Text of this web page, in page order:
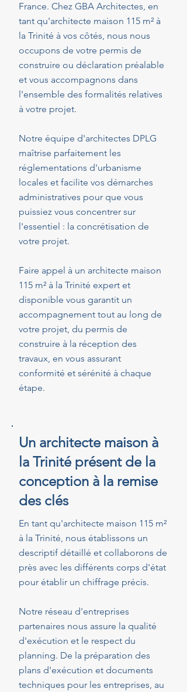
France. Chez GBA Architectes, en
tant qu'architecte maison 115 m² à
la Trinité à vos côtés, nous nous
occupons de votre permis de
construire ou déclaration préalable
et vous accompagnons dans
l'ensemble des formalités relatives
à votre projet.
Notre équipe d'architectes DPLG
maîtrise parfaitement les
réglementations d'urbanisme
locales et facilite vos démarches
administratives pour que vous
puissiez vous concentrer sur
l'essentiel : la concrétisation de
votre projet.
Faire appel à un architecte maison
115 m² à la Trinité expert et
disponible vous garantit un
accompagnement tout au long de
votre projet, du permis de
construire à la réception des
travaux, en vous assurant
conformité et sérénité à chaque
étape.
Un architecte maison à
la Trinité présent de la
conception à la remise
des clés
En tant qu'architecte maison 115 m²
à la Trinité, nous établissons un
descriptif détaillé et collaborons de
près avec les différents corps d'état
pour établir un chiffrage précis.
Notre réseau d'entreprises
partenaires nous assure la qualité
d'exécution et le respect du
planning. De la préparation des
plans d'exécution et documents
techniques pour les entreprises, au